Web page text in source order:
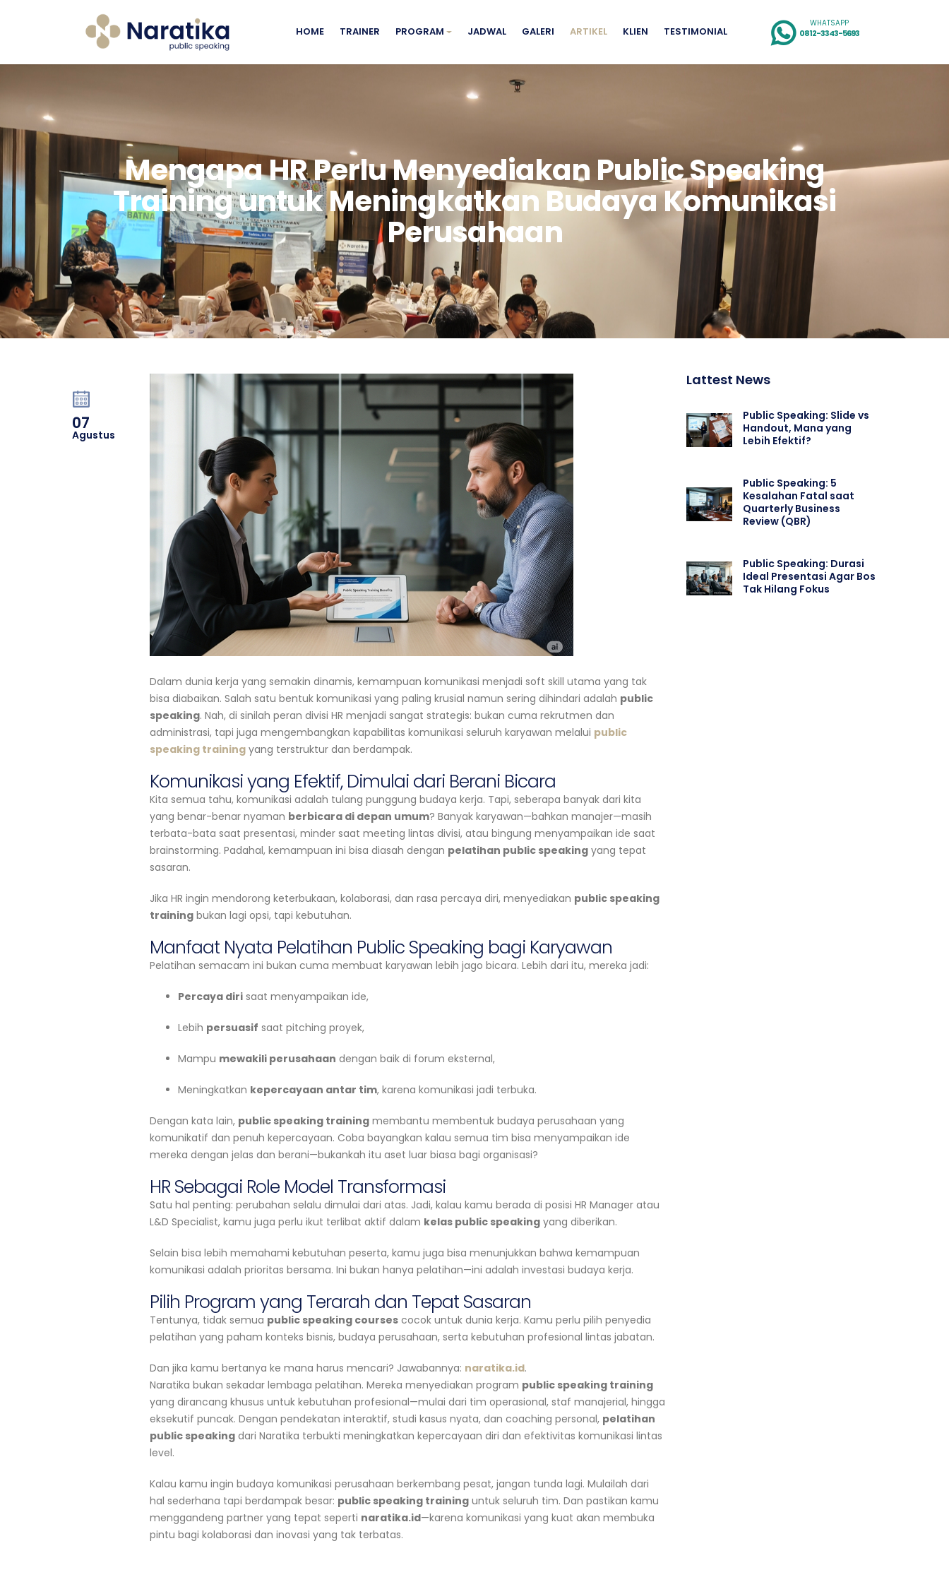
HOME TRAINER PROGRAM JADWAL GALERI ARTIKEL KLIEN TESTIMONIAL
WHATSAPP
0812-3343-5693
Mengapa HR Perlu Menyediakan Public Speaking
Training untuk Meningkatkan Budaya Komunikasi
Perusahaan
07
Agustus
Dalam dunia kerja yang semakin dinamis, kemampuan komunikasi menjadi soft skill utama yang tak
bisa diabaikan. Salah satu bentuk komunikasi yang paling krusial namun sering dihindari adalah public
speaking. Nah, di sinilah peran divisi HR menjadi sangat strategis: bukan cuma rekrutmen dan
administrasi, tapi juga mengembangkan kapabilitas komunikasi seluruh karyawan melalui public
speaking training yang terstruktur dan berdampak.
Komunikasi yang Efektif, Dimulai dari Berani Bicara
Kita semua tahu, komunikasi adalah tulang punggung budaya kerja. Tapi, seberapa banyak dari kita
yang benar-benar nyaman berbicara di depan umum? Banyak karyawan—bahkan manajer—masih
terbata-bata saat presentasi, minder saat meeting lintas divisi, atau bingung menyampaikan ide saat
brainstorming. Padahal, kemampuan ini bisa diasah dengan pelatihan public speaking yang tepat
sasaran.
Jika HR ingin mendorong keterbukaan, kolaborasi, dan rasa percaya diri, menyediakan public speaking
training bukan lagi opsi, tapi kebutuhan.
Manfaat Nyata Pelatihan Public Speaking bagi Karyawan
Pelatihan semacam ini bukan cuma membuat karyawan lebih jago bicara. Lebih dari itu, mereka jadi:
Percaya diri saat menyampaikan ide,
Lebih persuasif saat pitching proyek,
Mampu mewakili perusahaan dengan baik di forum eksternal,
Meningkatkan kepercayaan antar tim, karena komunikasi jadi terbuka.
Dengan kata lain, public speaking training membantu membentuk budaya perusahaan yang
komunikatif dan penuh kepercayaan. Coba bayangkan kalau semua tim bisa menyampaikan ide
mereka dengan jelas dan berani—bukankah itu aset luar biasa bagi organisasi?
HR Sebagai Role Model Transformasi
Satu hal penting: perubahan selalu dimulai dari atas. Jadi, kalau kamu berada di posisi HR Manager atau
L&D Specialist, kamu juga perlu ikut terlibat aktif dalam kelas public speaking yang diberikan.
Selain bisa lebih memahami kebutuhan peserta, kamu juga bisa menunjukkan bahwa kemampuan
komunikasi adalah prioritas bersama. Ini bukan hanya pelatihan—ini adalah investasi budaya kerja.
Pilih Program yang Terarah dan Tepat Sasaran
Tentunya, tidak semua public speaking courses cocok untuk dunia kerja. Kamu perlu pilih penyedia
pelatihan yang paham konteks bisnis, budaya perusahaan, serta kebutuhan profesional lintas jabatan.
Dan jika kamu bertanya ke mana harus mencari? Jawabannya: naratika.id.
Naratika bukan sekadar lembaga pelatihan. Mereka menyediakan program public speaking training
yang dirancang khusus untuk kebutuhan profesional—mulai dari tim operasional, staf manajerial, hingga
eksekutif puncak. Dengan pendekatan interaktif, studi kasus nyata, dan coaching personal, pelatihan
public speaking dari Naratika terbukti meningkatkan kepercayaan diri dan efektivitas komunikasi lintas
level.
Kalau kamu ingin budaya komunikasi perusahaan berkembang pesat, jangan tunda lagi. Mulailah dari
hal sederhana tapi berdampak besar: public speaking training untuk seluruh tim. Dan pastikan kamu
menggandeng partner yang tepat seperti naratika.id—karena komunikasi yang kuat akan membuka
pintu bagi kolaborasi dan inovasi yang tak terbatas.
Lattest News
Public Speaking: Slide vs
Handout, Mana yang
Lebih Efektif?
Public Speaking: 5
Kesalahan Fatal saat
Quarterly Business
Review (QBR)
Public Speaking: Durasi
Ideal Presentasi Agar Bos
Tak Hilang Fokus